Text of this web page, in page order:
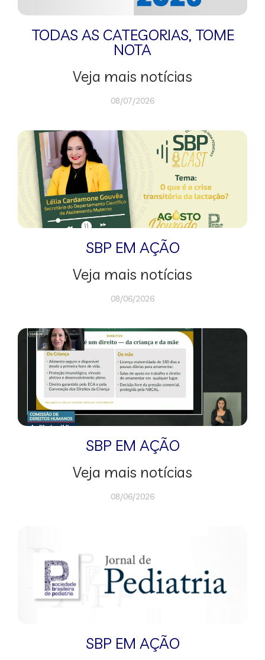
TODAS AS CATEGORIAS, TOME
NOTA
Veja mais notícias
08/07/2026
SBP EM AÇÃO
Veja mais notícias
08/06/2026
SBP EM AÇÃO
Veja mais notícias
08/06/2026
SBP EM AÇÃO